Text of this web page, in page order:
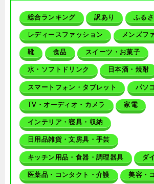
総合ランキング 訳あり ふる
レディースファッション メンズフ
靴 食品 スイーツ・お菓子
水・ソフトドリンク 日本酒・焼酎
スマートフォン・タブレット パソ
TV・オーディオ・カメラ 家電
インテリア・寝具・収納
日用品雑貨・文房具・手芸
キッチン用品・食器・調理器具 ダ
医薬品・コンタクト・介護 美容・